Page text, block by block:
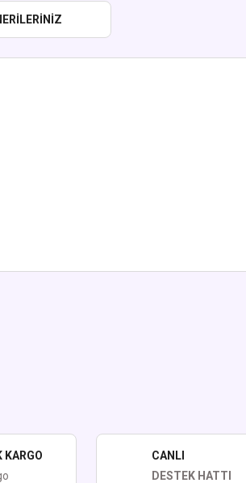
KARGO
CANLI
DESTEK HATTI